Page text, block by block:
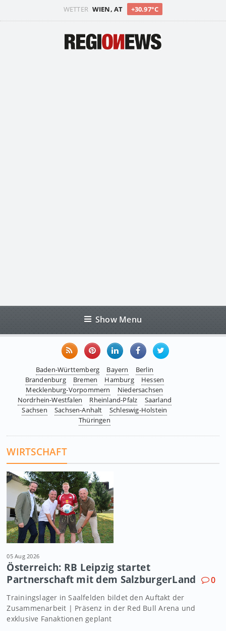
WETTER WIEN, AT +30.97°C
Show Menu
Baden-Württemberg Bayern
Berlin
Brandenburg
Bremen Hamburg
Hessen
Mecklenburg-Vorpommern
Niedersachsen
Nordrhein-Westfalen
Rheinland-Pfalz
Saarland
Sachsen
Sachsen-Anhalt
Schleswig-Holstein
Thüringen
WIRTSCHAFT
05 Aug 2026
Österreich: RB Leipzig startet
Partnerschaft mit dem SalzburgerLand
0
Trainingslager in Saalfelden bildet den Auftakt der
Zusammenarbeit | Präsenz in der Red Bull Arena und
exklusive Fanaktionen geplant